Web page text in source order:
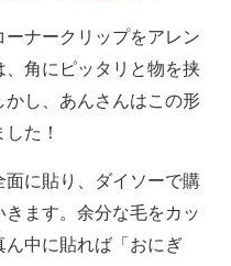
ナークリップをアレン
、角にピッタリと物を挟
し、あんさんはこの形
た！
に貼り、ダイソーで購
ます。余分な毛をカッ
ん中に貼れば「おにぎ